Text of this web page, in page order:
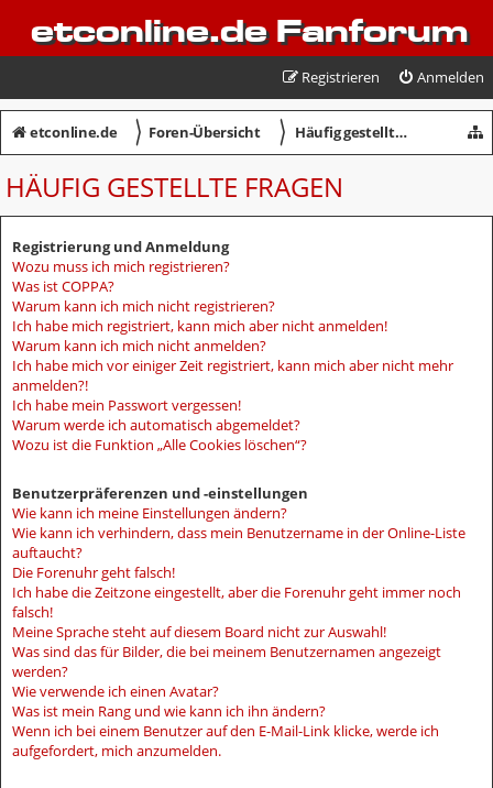
etconline.de Fanforum
Anmelden
Registrieren
etconline.de 〉 Foren-Übersicht 〉 Häufig gestellte Fragen
HÄUFIG GESTELLTE FRAGEN
Registrierung und Anmeldung
Wozu muss ich mich registrieren?
Was ist COPPA?
Warum kann ich mich nicht registrieren?
Ich habe mich registriert, kann mich aber nicht anmelden!
Warum kann ich mich nicht anmelden?
Ich habe mich vor einiger Zeit registriert, kann mich aber nicht mehr
anmelden?!
Ich habe mein Passwort vergessen!
Warum werde ich automatisch abgemeldet?
Wozu ist die Funktion „Alle Cookies löschen“?
Benutzerpräferenzen und -einstellungen
Wie kann ich meine Einstellungen ändern?
Wie kann ich verhindern, dass mein Benutzername in der Online-Liste
auftaucht?
Die Forenuhr geht falsch!
Ich habe die Zeitzone eingestellt, aber die Forenuhr geht immer noch
falsch!
Meine Sprache steht auf diesem Board nicht zur Auswahl!
Was sind das für Bilder, die bei meinem Benutzernamen angezeigt
werden?
Wie verwende ich einen Avatar?
Was ist mein Rang und wie kann ich ihn ändern?
Wenn ich bei einem Benutzer auf den E-Mail-Link klicke, werde ich
aufgefordert, mich anzumelden.